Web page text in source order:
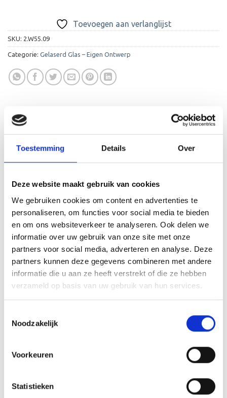
Toestemming Details Over
Deze website maakt gebruik van cookies
We gebruiken cookies om content en advertenties te
personaliseren, om functies voor social media te bieden
en om ons websiteverkeer te analyseren. Ook delen we
informatie over uw gebruik van onze site met onze
partners voor social media, adverteren en analyse. Deze
partners kunnen deze gegevens combineren met andere
informatie die u aan ze heeft verstrekt of die ze hebben
verzameld op basis van uw gebruik van hun services.
Noodzakelijk
Voorkeuren
Statistieken
Toevoegen aan verlanglijst
SKU: 2.W55.09
Categorie: Gelaserd Glas – Eigen Ontwerp
U kunt het glas personaliseren naar eigen wensen met een
afbeelding, logo of tekst. U kunt hiervoor onze designtool
gebruiken, waarna we het glas volgens uw eigen
gemaakte opmaaklaseren.
GERELATEERDE PRODUCTEN
Toevoegen
aan
verlanglijst